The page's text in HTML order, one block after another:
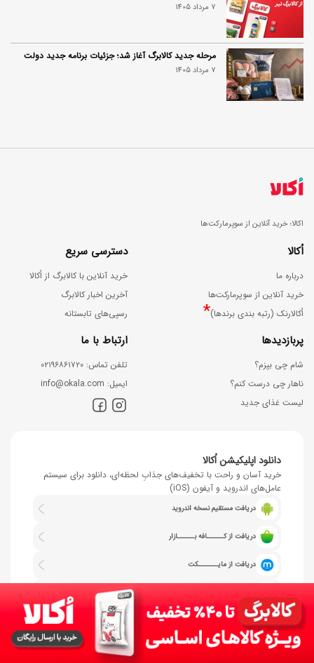
7 مرداد 1405
مرحله جدید کالابرگ آغاز شد؛ جزئیات برنامه جدید دولت
7 مرداد 1405
اکالا؛ خرید آنلاین از سوپرمارکت‌ها
اُکالا
درباره ما
خرید آنلاین از سوپرمارکت‌ها
اُکالارنک (رتبه بندی برندها)*
دسترسی سریع
خرید آنلاین با کالابرگ از اُکالا
آخرین اخبار کالابرگ
رسپی‌های تابستانه
پربازدیدها
شام چی بپزم؟
ناهار چی درست کنم؟
لیست غذای جدید
ارتباط با ما
ﺗﻠﻔﻦ ﺗﻤﺎس: ۰۲۱۹۶۸۶۱۷۲۰
اﯾﻤﯿﻞ: info@okala.com
دانلود اپلیکیشن اُکالا
خرید آسان و راحت با تخفیف‌های جذابِ لحظه‌ای، دانلود برای سیستم
عامل‌های اندروید و آیفون (iOS)
دریافت مستقیم نسخه اندروید
دریافت از کــــــافه بــــــازار
دریافت از مایـــــــکت